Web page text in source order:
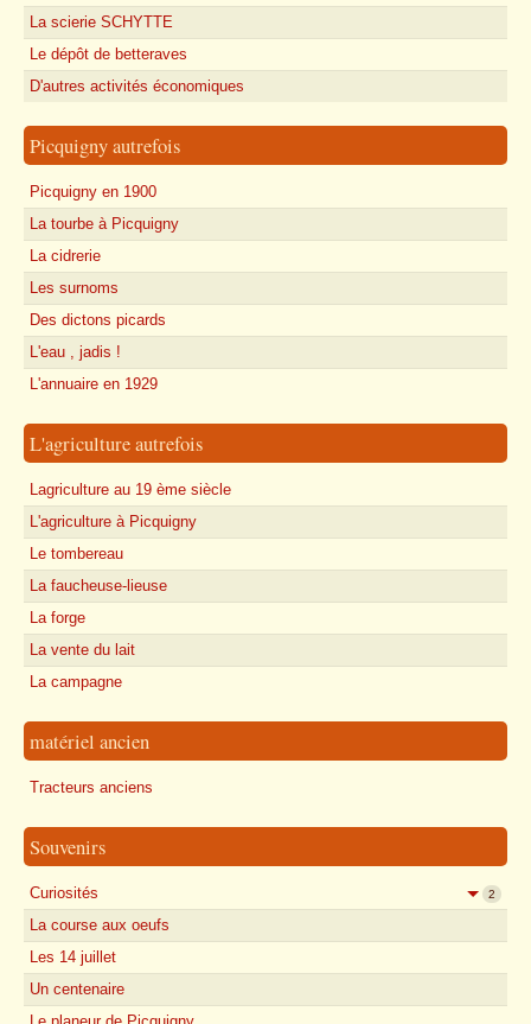
La scierie SCHYTTE
Le dépôt de betteraves
D'autres activités économiques
Picquigny autrefois
Picquigny en 1900
La tourbe à Picquigny
La cidrerie
Les surnoms
Des dictons picards
L'eau , jadis !
L'annuaire en 1929
L'agriculture autrefois
Lagriculture au 19 ème siècle
L'agriculture à Picquigny
Le tombereau
La faucheuse-lieuse
La forge
La vente du lait
La campagne
matériel ancien
Tracteurs anciens
Souvenirs
Curiosités 2
La course aux oeufs
Les 14 juillet
Un centenaire